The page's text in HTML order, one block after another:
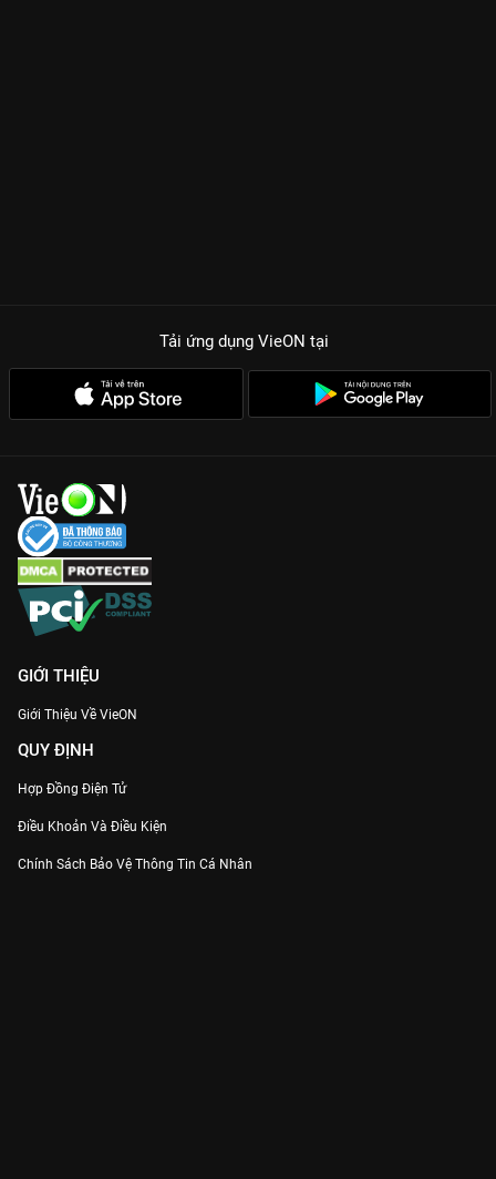
Tải ứng dụng VieON tại
GIỚI THIỆU
Giới Thiệu Về VieON
QUY ĐỊNH
Hợp Đồng Điện Tử
Điều Khoản Và Điều Kiện
Chính Sách Bảo Vệ Thông Tin Cá Nhân